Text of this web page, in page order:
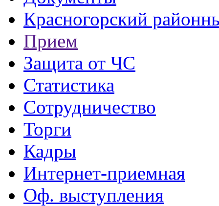
Красногорский
Прием
Защита от ЧС
Статистика
Сотрудничество
Торги
Кадры
Интернет-приемная
Оф. выступления